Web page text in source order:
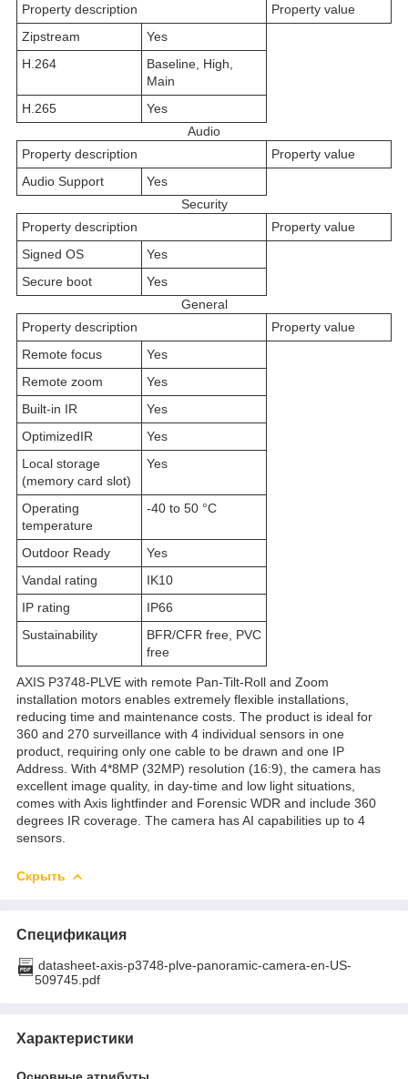
Property description
Property value
Zipstream
Yes
H.264
Baseline, High,
Main
H.265
Yes
Audio
Property description
Property value
Audio Support
Yes
Security
Property description
Property value
Signed OS
Yes
Secure boot
Yes
General
Property description
Property value
Remote focus
Yes
Remote zoom
Yes
Built-in IR
Yes
OptimizedIR
Yes
Local storage
(memory card slot)
Yes
Operating
temperature
-40 to 50 °C
Outdoor Ready
Yes
Vandal rating
IK10
IP rating
IP66
Sustainability
BFR/CFR free, PVC
free
AXIS P3748-PLVE with remote Pan-Tilt-Roll and Zoom
installation motors enables extremely flexible installations,
reducing time and maintenance costs. The product is ideal for
360 and 270 surveillance with 4 individual sensors in one
product, requiring only one cable to be drawn and one IP
Address. With 4*8MP (32MP) resolution (16:9), the camera has
excellent image quality, in day-time and low light situations,
comes with Axis lightfinder and Forensic WDR and include 360
degrees IR coverage. The camera has AI capabilities up to 4
sensors.
Скрыть
Спецификация
datasheet-axis-p3748-plve-panoramic-camera-en-US-
509745.pdf
Характеристики